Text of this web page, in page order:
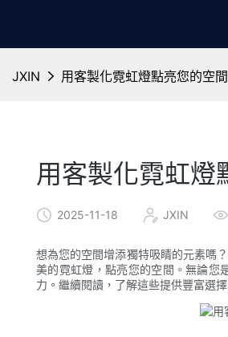
JXIN 用客製化霓虹燈點亮您的空
用客製化霓虹燈
2025-11-18 JXIN
想為您的空間增添獨特吸睛的元素嗎
美的霓虹燈，點亮您的空間。無論您
力。繼續閱讀，了解這些提供豐富選